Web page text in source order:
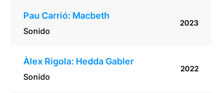
Pau Carrió: Macbeth
Sonido
2023
Àlex Rigola: Hedda Gabler
Sonido
2022